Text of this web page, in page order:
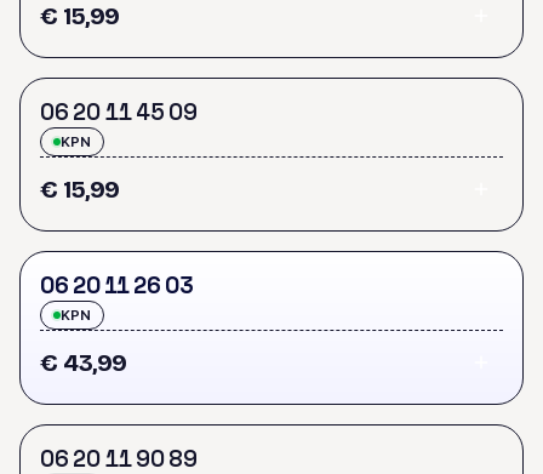
€ 15,99
06 201145 09
KPN
€ 15,99
06 201126 03
KPN
€ 43,99
06 20119089